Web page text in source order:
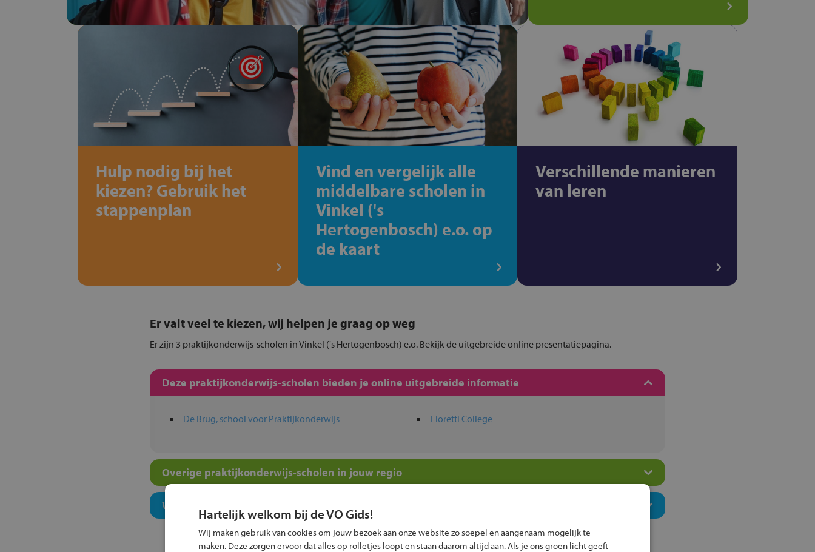
Hulp nodig bij het
kiezen? Gebruik het
stappenplan
Vind en vergelijk alle
middelbare scholen in
Vinkel ('s
Hertogenbosch) e.o. op
de kaart
Verschillende manieren
van leren
Er valt veel te kiezen, wij helpen je graag op weg
Er zijn 3 praktijkonderwijs-scholen in Vinkel ('s Hertogenbosch) e.o. Bekijk de uitgebreide online presentatiepagina.
Deze praktijkonderwijs-scholen bieden je online uitgebreide informatie
De Brug, school voor Praktijkonderwijs Fioretti College
Overige praktijkonderwijs-scholen in jouw regio
Welk onderwijsconcept past bij jou?
Hartelijk welkom bij de VO Gids!
Wij maken gebruik van cookies om jouw bezoek aan onze website zo soepel en aangenaam mogelijk te
maken. Deze zorgen ervoor dat alles op rolletjes loopt en staan daarom altijd aan. Als je ons groen licht geeft